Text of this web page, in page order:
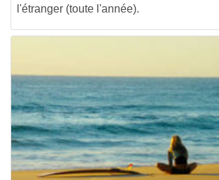
l'étranger (toute l'année).